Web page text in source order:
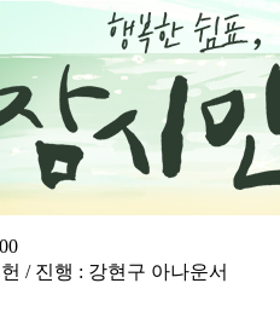
/ 진행 : 강현구 아나운서